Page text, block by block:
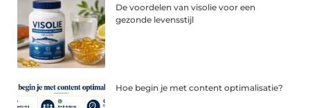
De voordelen van visolie voor een
gezonde levensstijl
Hoe begin je met content optimalisatie?